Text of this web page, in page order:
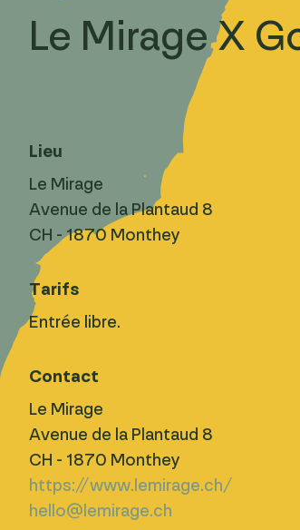
Le Mirage X
Lieu
Le Mirage
Avenue de la Plantaud 8
CH - 1870 Monthey
Tarifs
Entrée libre.
Contact
Le Mirage
Avenue de la Plantaud 8
CH - 1870 Monthey
https://www.lemirage.ch/
hello@lemirage.ch